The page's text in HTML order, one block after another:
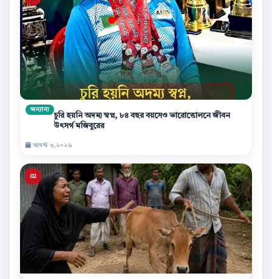
অন্যান্য
চুরি হয়নি অদম্য স্বপ্ন, ৮৪ বছর বয়সেও ভারোত্তোলনে জীবন
উৎসর্গ মজিবুরের
আগস্ট ৩,২০২৬